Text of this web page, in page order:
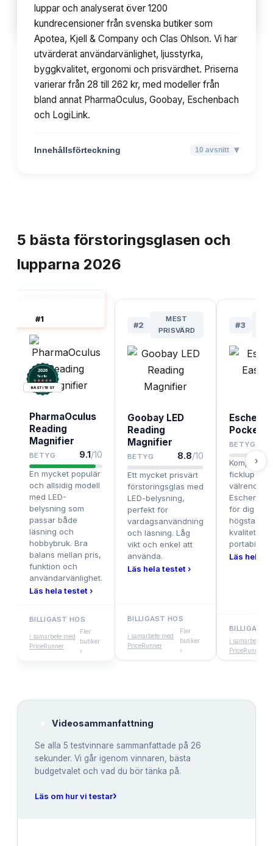
Innehållsförteckning
luppar och analyserat över 1200
kundrecensioner från svenska butiker som
Apotea, Kjell & Company och Clas Ohlson. Vi har
utvärderat användarvänlighet, ljusstyrka,
byggkvalitet, ergonomi och prisvärdhet. Priserna
varierar från 28 till 262 kr, med modeller från
bland annat PharmaOculus, Goobay, Eschenbach
och LogiLink.
Innehållsförteckning 10 avsnitt ▾
5 bästa förstoringsglasen och
lupparna 2026
#1
2026
Testix.
BÄST I TEST
PharmaOculus
Reading
Magnifier
BETYG 9.1/10
En mycket populär
och allsidig modell
med LED-
belysning som
passar både
läsning och
hobbybruk. Bra
balans mellan pris,
funktion och
användarvänlighet.
Läs hela testet ›
BILLIGAST HOS
i samarbete med
PriceRunner
Fler
butiker
›
#2
MEST
PRISVÄRD
Goobay LED
Reading
Magnifier
BETYG 8.8/10
Ett mycket prisvärt
förstoringsglas med
LED-belysning,
perfekt för
vardagsanvändning
och läsning. Låg
vikt och enkel att
använda.
Läs hela testet ›
BILLIGAST HOS
i samarbete med
PriceRunner
Fler
butiker
›
#3
Pocket
BETYG
Kompakt
ficklup från
för dig
högsta
kvalitet och
portabilitet.
Läs hela
BILLIGAST
i samarbete
PriceRunner
›
Videosammanfattning
Se alla 5 testvinnare sammanfattade på 26
sekunder. Vi går igenom vinnaren, bästa
budgetvalet och vad du bör tänka på.
Läs om hur vi testar›